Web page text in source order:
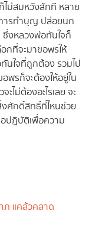
ไม่สมหวังสักที หลาย
ารทำบุญ ปล่อยนก
งหลวงพ่อทันใจก็
กที่จะมาขอพรให้
นใจที่ถูกต้อง รวมไป
พรก็จะต้องให้อยู่ใน
ไม่ต้องอะไรเลย จะ
งศักดิ์สิทธิ์ที่ไหนช่วย
อปฏิบัติเพื่อความ
ภ แคล้วคลาด